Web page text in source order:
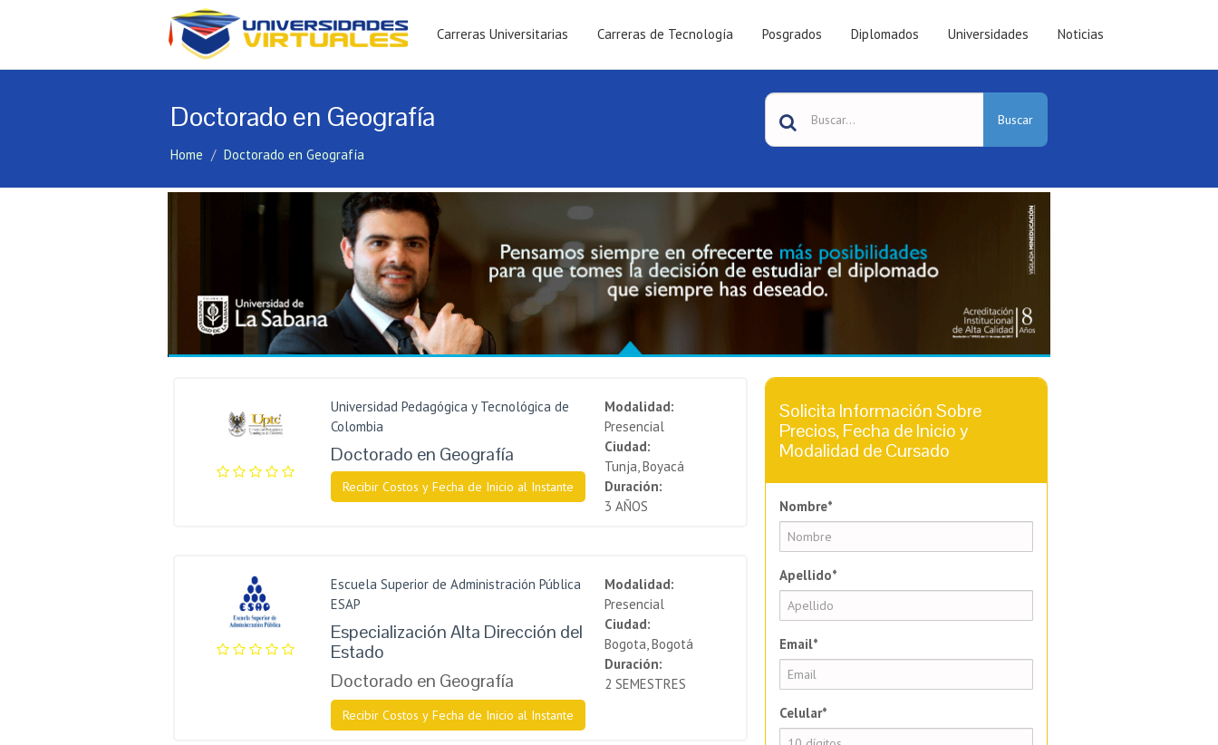
Carreras Universitarias Carreras de Tecnología Posgrados Diplomados Universidades Noticias
Doctorado en Geografía
Home Doctorado en Geografía
Buscar
Universidad Pedagógica y Tecnológica de
Colombia
Doctorado en Geografía
Recibir Costos y Fecha de Inicio al Instante
Modalidad:
Presencial
Ciudad:
Tunja, Boyacá
Duración:
3 AÑOS
Escuela Superior de Administración Pública
ESAP
Especialización Alta Dirección del
Estado
Doctorado en Geografía
Recibir Costos y Fecha de Inicio al Instante
Modalidad:
Presencial
Ciudad:
Bogota, Bogotá
Duración:
2 SEMESTRES
Solicita Información Sobre
Precios, Fecha de Inicio y
Modalidad de Cursado
Nombre*
Apellido*
Email*
Celular*